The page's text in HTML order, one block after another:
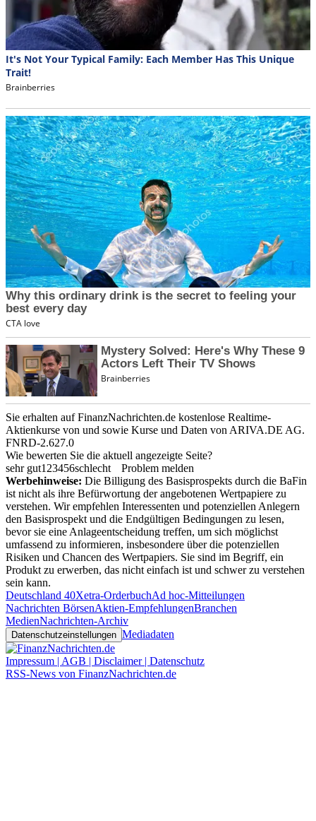
Sie erhalten auf FinanzNachrichten.de kostenlose Realtime-
Aktienkurse von und sowie Kurse und Daten von ARIVA.DE AG.
FNRD-2.627.0
Wie bewerten Sie die aktuell angezeigte Seite?
sehr gut1 23456schlecht
Problem melden
Werbehinweise: Die Billigung des Basisprospekts durch die BaFin
ist nicht als ihre Befürwortung der angebotenen Wertpapiere zu
verstehen. Wir empfehlen Interessenten und potenziellen Anlegern
den Basisprospekt und die Endgültigen Bedingungen zu lesen,
bevor sie eine Anlageentscheidung treffen, um sich möglichst
umfassend zu informieren, insbesondere über die potenziellen
Risiken und Chancen des Wertpapiers. Sie sind im Begriff, ein
Produkt zu erwerben, das nicht einfach ist und schwer zu verstehen
sein kann.
Deutschland 40Xetra-OrderbuchAd hoc-Mitteilungen
Nachrichten BörsenAktien-EmpfehlungenBranchen
MedienNachrichten-Archiv
Datenschutzeinstellungen Mediadaten
Impressum | AGB | Disclaimer | Datenschutz
RSS-News von FinanzNachrichten.de